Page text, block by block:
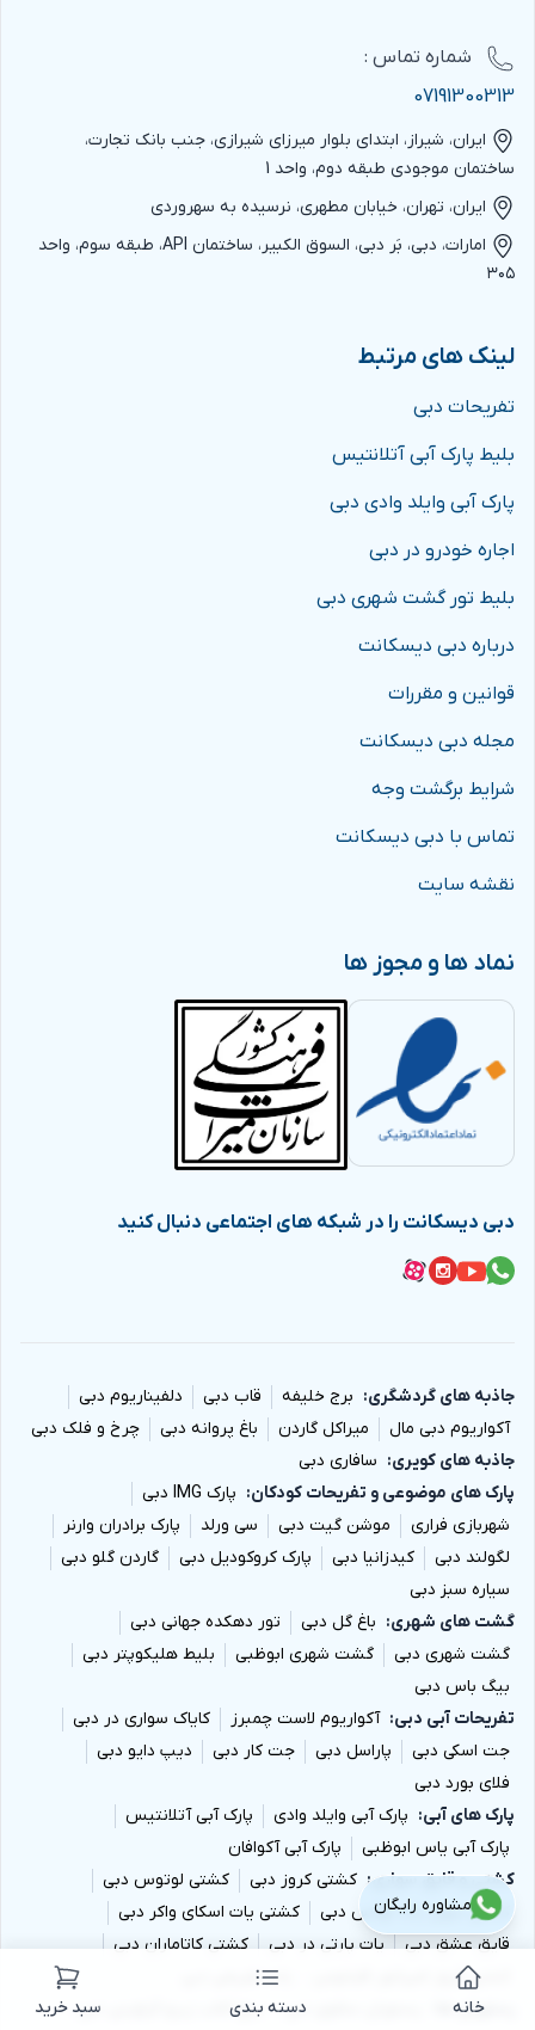
شماره‌ تماس :
07191300313
ایران، شیراز، ابتدای بلوار میرزای شیرازی، جنب بانک تجارت،
ساختمان موجودی طبقه دوم، واحد 1
ایران، تهران، خیابان مطهری، نرسیده به سهروردی
امارات، دبی، بَر دبی، السوق الکبیر، ساختمان API، طبقه سوم، واحد
۳۰۵
لینک های مرتبط
تفریحات دبی
بلیط پارک آبی آتلانتیس
پارک آبی وایلد وادی دبی
اجاره خودرو در دبی
بلیط تور گشت شهری دبی
درباره دبی دیسکانت
قوانین و مقررات
مجله دبی دیسکانت
شرایط برگشت وجه
تماس با دبی دیسکانت
نقشه سایت
نماد ها و مجوز ها
دبی دیسکانت را در شبکه های اجتماعی دنبال کنید
جاذبه های گردشگری برج خلیفه قاب دبی
دلفیناریوم دبی
آکواریوم دبی مال
میراکل گاردن باغ پروانه دبی
چرخ و فلک دبی
جاذبه های کویری
سافاری دبی
پارک های موضوعی و تفریحات کودکان
پارک IMG دبی
شهربازی فراری
موشن گیت دبی سی ورلد
پارک برادران وارنر
لگولند دبی
کیدزانیا دبی پارک کروکودیل دبی
گاردن گلو دبی
سیاره سبز دبی
گشت های شهری
باغ گل دبی
تور دهکده جهانی دبی
گشت شهری دبی
گشت شهری ابوظبی
بلیط هلیکوپتر دبی
بیگ باس دبی
تفریحات آبی دبی
آکواریوم لاست چمبرز
کایاک سواری در دبی
جت اسکی دبی
پاراسل دبی جت کار دبی
دیپ دایو دبی
فلای بورد دبی
پارک های آبی
پارک آبی وایلد وادی
پارک آبی آتلانتیس
پارک آبی یاس ابوظبی
پارک آبی آکوافان
کشتی و قایق سواری
کشتی کروز دبی
کشتی لوتوس دبی
کشتی سوپر یات لوکس دبی
کشتی یات اسکای واکر دبی
قایق عشق دبی
یات پارتی در دبی
کشتی کاتاماران دبی
کشتی کروز امپراتور اقیانوس
یات تفریحی دبی
رستوران ها
رستوران سلاوی دبی
بیچ کلاب زیرو گراویتی دبی
مشاوره رایگان
خانه دسته بندی سبد خرید